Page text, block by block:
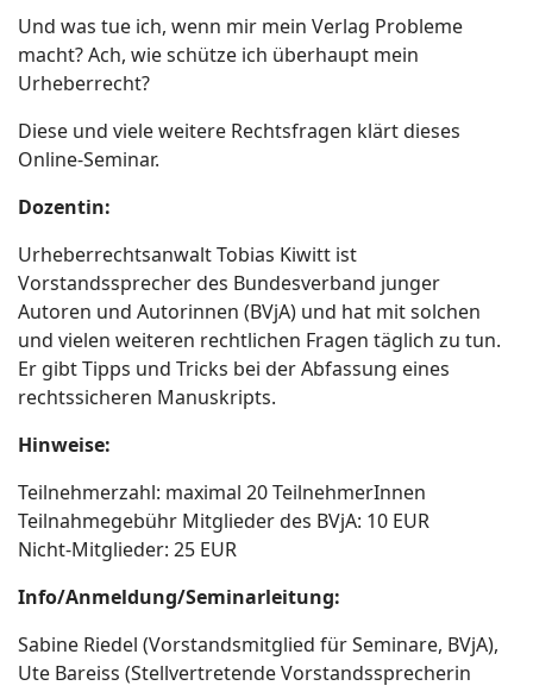
Und was tue ich, wenn mir mein Verlag Probleme
macht? Ach, wie schütze ich überhaupt mein
Urheberrecht?
Diese und viele weitere Rechtsfragen klärt dieses
Online-Seminar.
Dozentin:
Urheberrechtsanwalt Tobias Kiwitt ist
Vorstandssprecher des Bundesverband junger
Autoren und Autorinnen (BVjA) und hat mit solchen
und vielen weiteren rechtlichen Fragen täglich zu tun.
Er gibt Tipps und Tricks bei der Abfassung eines
rechtssicheren Manuskripts.
Hinweise:
Teilnehmerzahl: maximal 20 TeilnehmerInnen
Teilnahmegebühr Mitglieder des BVjA: 10 EUR
Nicht-Mitglieder: 25 EUR
Info/Anmeldung/Seminarleitung:
Sabine Riedel (Vorstandsmitglied für Seminare, BVjA),
Ute Bareiss (Stellvertretende Vorstandssprecherin